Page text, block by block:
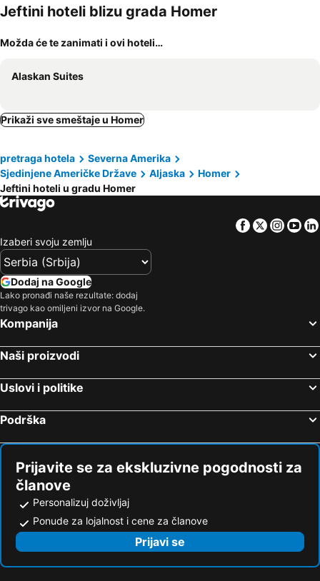
Jeftini hoteli blizu grada Homer
Možda će te zanimati i ovi hoteli…
Alaskan Suites
Prikaži sve smeštaje u Homer
pretraga hotela
Severna Amerika
Sjedinjene Američke Države
Aljaska
Homer
Jeftini hoteli u gradu Homer
Facebook
Twitter
Izaberi svoju zemlju
Dodaj na Google
Lako pronađi naše rezultate: dodaj
trivago kao omiljeni izvor na Google.
Kompanija
Naši proizvodi
Uslovi i politike
Podrška
Prijavite se za ekskluzivne pogodnosti za
članove
Personalizuj doživljaj
Ponude za lojalnost i cene za članove
Prijavi se